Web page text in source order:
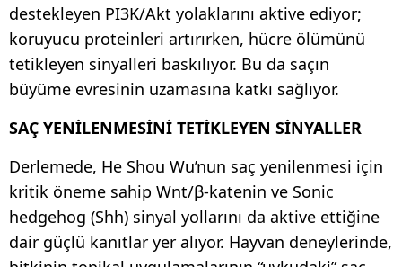
destekleyen PI3K/Akt yolaklarını aktive ediyor;
koruyucu proteinleri artırırken, hücre ölümünü
tetikleyen sinyalleri baskılıyor. Bu da saçın
büyüme evresinin uzamasına katkı sağlıyor.
SAÇ YENİLENMESİNİ TETİKLEYEN SİNYALLER
Derlemede, He Shou Wu’nun saç yenilenmesi için
kritik öneme sahip Wnt/β-katenin ve Sonic
hedgehog (Shh) sinyal yollarını da aktive ettiğine
dair güçlü kanıtlar yer alıyor. Hayvan deneylerinde,